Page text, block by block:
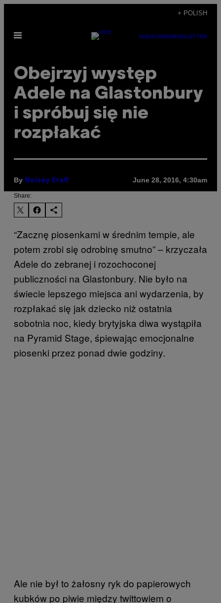
content
+ POLISH
Open
SUBSCRIBENEWSLETTER
Obejrzyj występ
Adele na Glastonbury
i spróbuj się nie
rozpłakać
By Noisey Staff June 28, 2016, 4:30am
Share:
“Zacznę piosenkami w średnim tempie, ale
potem zrobi się odrobinę smutno” – krzyczała
Adele do zebranej i rozochoconej
publiczności na Glastonbury. Nie było na
świecie lepszego miejsca ani wydarzenia, by
rozpłakać się jak dziecko niż ostatnia
sobotnia noc, kiedy brytyjska diwa wystąpiła
na Pyramid Stage, śpiewając emocjonalne
piosenki przez ponad dwie godziny.
Ale nie był to żałosny ryk do papierowych
kubków po piwie między twittowiem o